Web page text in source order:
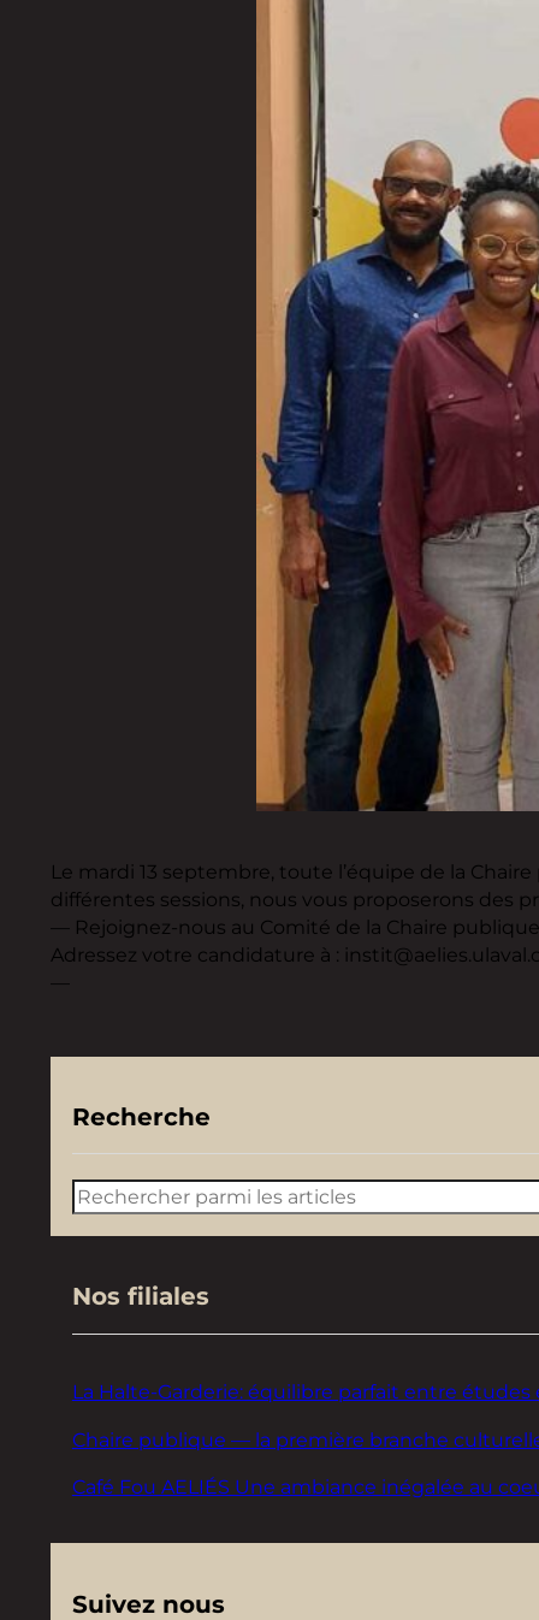
Le mardi 13 septembre, toute l’équipe de la
différentes sessions, nous vous proposerons des
— Rejoignez-nous au Comité de la Chaire
Adressez votre candidature à :
—
Recherche
Rechercher
Nos filiales
La Halte-Garderie: équilibre parfait entre
Chaire publique — la première branche culturelle
Café Fou AELIÉS Une ambiance inégalée au
Suivez nous